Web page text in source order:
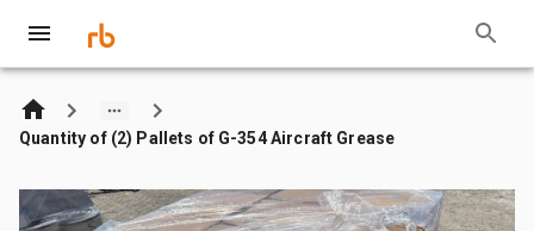
Quantity of (2) Pallets of G-354 Aircraft Grease